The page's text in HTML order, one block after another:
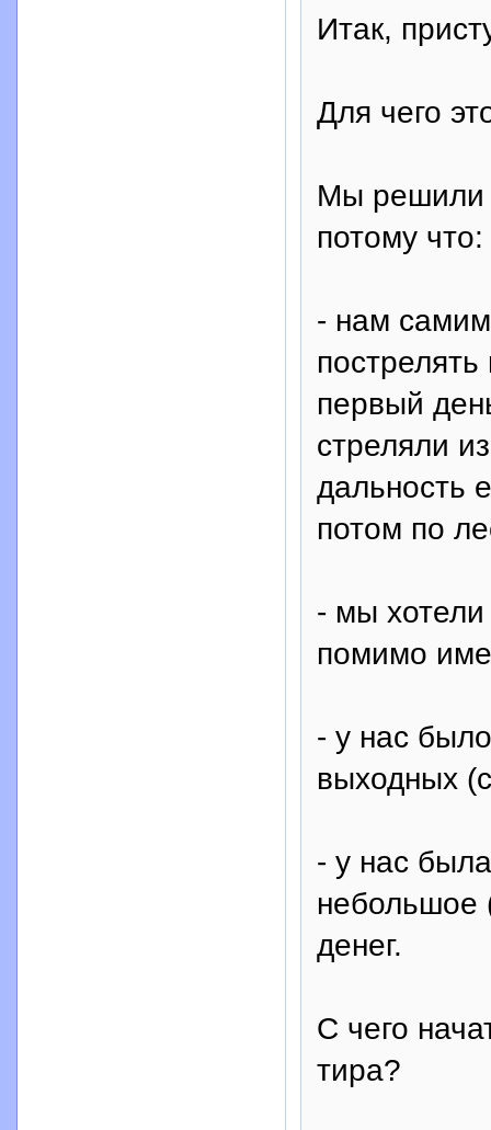
Итак,
Для чего
Мы решили
потому что:
- нам
пострелять
первый
стреляли
дальность
потом по
- мы хотели
помимо
- у нас
выходных
- у нас
небольшое
денег.
С чего
тира?